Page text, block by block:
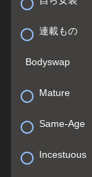
連載もの
Bodyswap
Mature
Same-Age
Incestuous